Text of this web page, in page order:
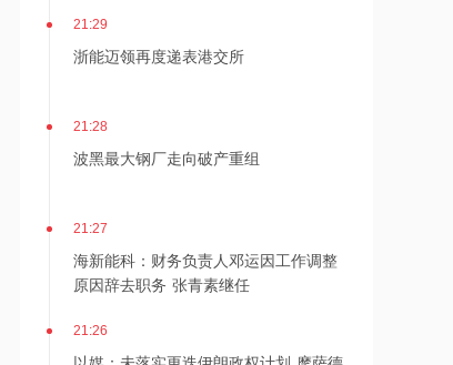
21:29
浙能迈领再度递表港交所
21:28
波黑最大钢厂走向破产重组
21:27
海新能科：财务负责人邓运因工作调整
原因辞去职务 张青素继任
21:26
以媒：未落实更迭伊朗政权计划 摩萨德